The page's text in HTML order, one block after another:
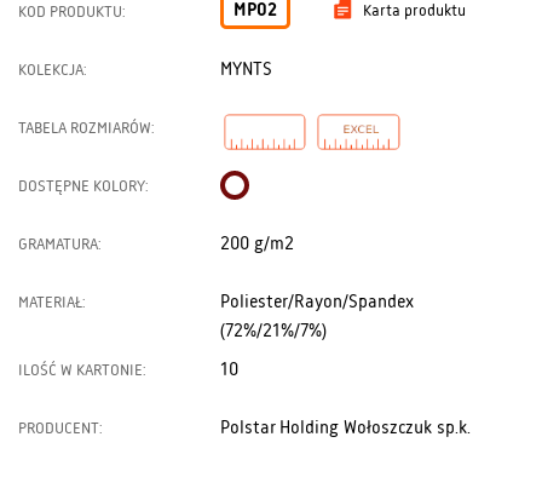
KOD PRODUKTU: MP02 Karta produktu
KOLEKCJA: MYNTS
TABELA ROZMIARÓW:
DOSTĘPNE KOLORY:
GRAMATURA: 200 g/m2
MATERIAŁ:
Poliester/Rayon/Spandex
(72%/21%/7%)
ILOŚĆ W KARTONIE: 10
PRODUCENT: Polstar Holding Wołoszczuk sp.k.